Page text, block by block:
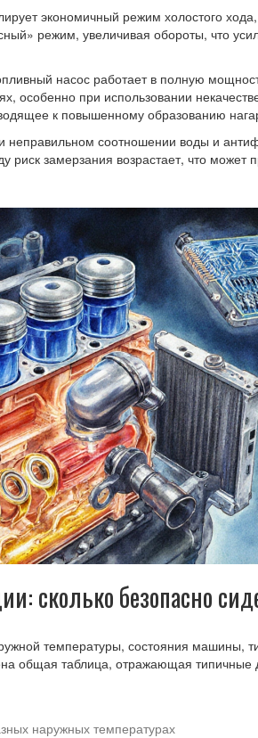
экономичный режим холостого
режим, увеличивая обороты, что
насос работает в полную
особенно при использовании
к повышенному образованию
неправильном соотношении воды и
риск замерзания возрастает, что может
сколько безопасно
температуры, состояния машины,
общая таблица, отражающая типичные
наружных температурах